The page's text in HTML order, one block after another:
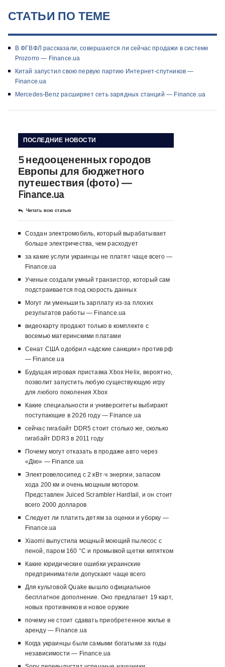
СТАТЬИ ПО ТЕМЕ
В ФГВФЛ рассказали, совершаются ли сейчас продажи в системе
Prozorro — Finance.ua
Китай запустил свою первую партию Интернет-спутников —
Finance.ua
Mercedes-Benz расширяет сеть зарядных станций — Finance.ua
ПОСЛЕДНИЕ НОВОСТИ
5 недооцененных городов
Европы для бюджетного
путешествия (фото) —
Finance.ua
Читать всю статью
Создан электромобиль, который вырабатывает
больше электричества, чем расходует
за какие услуги украинцы не платят чаще всего —
Finance.ua
Ученые создали умный транзистор, который сам
подстраивается под скорость данных
Могут ли уменьшить зарплату из-за плохих
результатов работы — Finance.ua
видеокарту продают только в комплекте с
восемью материнскими платами
Сенат США одобрил «адские санкции» против рф
— Finance.ua
Будущая игровая приставка Xbox Helix, вероятно,
позволит запустить любую существующую игру
для любого поколения Xbox
Какие специальности и университеты выбирают
поступающие в 2026 году — Finance.ua
сейчас гигабайт DDR5 стоит столько же, сколько
гигабайт DDR3 в 2011 году
Почему могут отказать в продаже авто через
«Дію» — Finance.ua
Электровелосипед с 2 кВт·ч энергии, запасом
хода 200 км и очень мощным мотором.
Представлен Juiced Scrambler Hardtail, и он стоит
всего 2000 долларов
Следует ли платить детям за оценки и уборку —
Finance.ua
Xiaomi выпустила мощный моющий пылесос с
пеной, паром 160 °C и промывкой щетки кипятком
Какие юридические ошибки украинские
предприниматели допускают чаще всего
Для культовой Quake вышло официальное
бесплатное дополнение. Оно предлагает 19 карт,
новых противников и новое оружие
почему не стоит сдавать приобретенное жилье в
аренду — Finance.ua
Когда украинцы были самыми богатыми за годы
независимости — Finance.ua